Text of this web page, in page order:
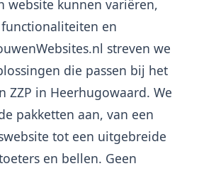
website kunnen variëren,
en
streven we
die passen bij het
ZZP in Heerhugowaard. We
pakketten aan, van een
tot een uitgebreide
en bellen. Geen